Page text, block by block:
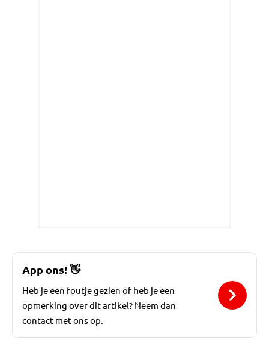
App ons!👋
Heb je een foutje gezien of heb je een
opmerking over dit artikel? Neem dan
contact met ons op.